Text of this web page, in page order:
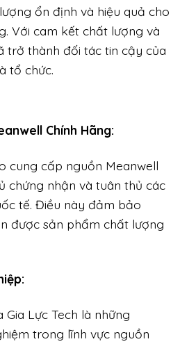
ổn định và hiệu quả cho
Với cam kết chất lượng và
trở thành đối tác tin cậy của
tổ chức.
Chính Hãng:
cung cấp nguồn Meanwell
chứng nhận và tuân thủ các
tế. Điều này đảm bảo
được sản phẩm chất lượng
Lực Tech là những
trong lĩnh vực nguồn